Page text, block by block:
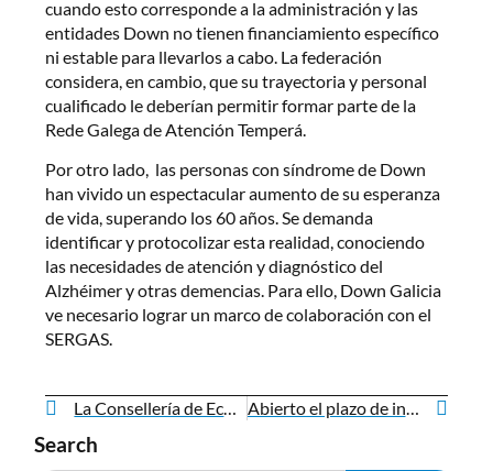
cuando esto corresponde a la administración y las
entidades Down no tienen financiamiento específico
ni estable para llevarlos a cabo. La federación
considera, en cambio, que su trayectoria y personal
cualificado le deberían permitir formar parte de la
Rede Galega de Atención Temperá.
Por otro lado, las personas con síndrome de Down
han vivido un espectacular aumento de su esperanza
de vida, superando los 60 años. Se demanda
identificar y protocolizar esta realidad, conociendo
las necesidades de atención y diagnóstico del
Alzhéimer y otras demencias. Para ello, Down Galicia
ve necesario lograr un marco de colaboración con el
SERGAS.
La Consellería de Economía, Emprego e Industria subvenciona la contratación de dos personas desempleadas en Down Galicia Abierto el plazo de inscripción para la jornada “Experiencias e Metodoloxías de Educación Inclusiva”
Search